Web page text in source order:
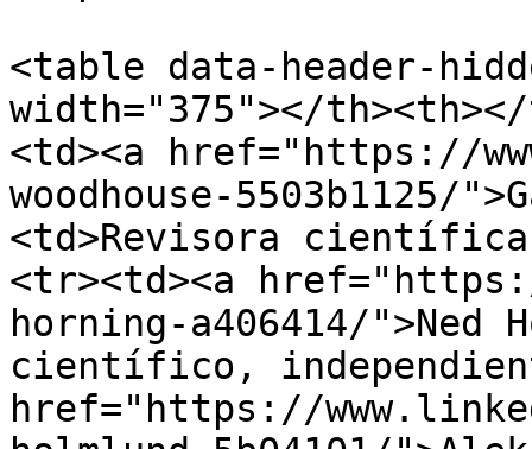
<table data-header-
width="375"></
<td><a href="https://
woodhouse-5503b1125/
<td>Revisora
<tr><td><a
horning-a406414/">Ned
científico,
href="https://